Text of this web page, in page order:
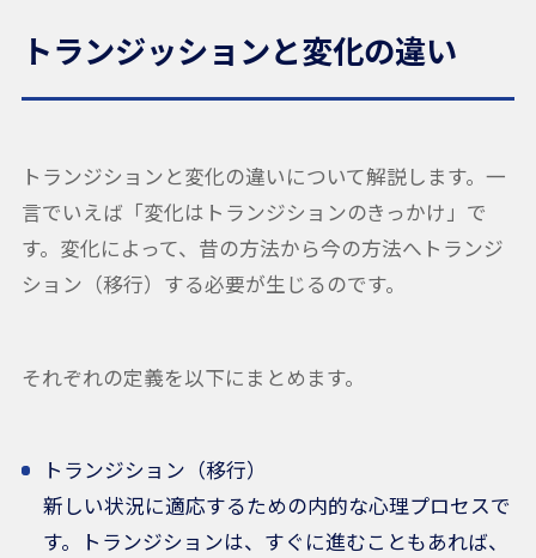
トランジッションと変化の違い
トランジションと変化の違いについて解説します。一
言でいえば「変化はトランジションのきっかけ」で
す。変化によって、昔の方法から今の方法へトランジ
ション（移行）する必要が生じるのです。
それぞれの定義を以下にまとめます。
トランジション（移行）
新しい状況に適応するための内的な心理プロセスで
す。トランジションは、すぐに進むこともあれば、